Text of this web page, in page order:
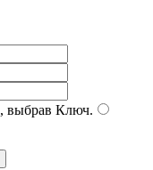
выбрав Ключ.